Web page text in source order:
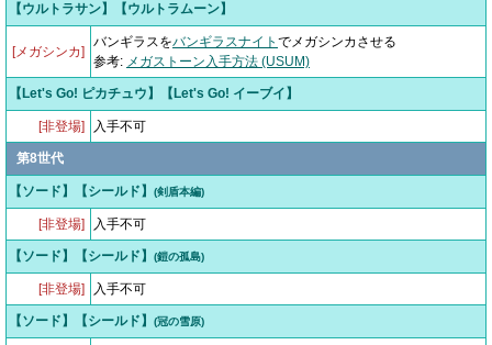
【ウルトラサン】【ウルトラムーン】
[メガシンカ]
バンギラスをバンギラスナイト でメガシンカさせる
参考: メガストーン入手方法 (USUM)
【Let's Go! ピカチュウ】【Let's Go! イーブイ】
[非登場] 入手不可
第8世代
【ソード】【シールド】 (剣盾本編)
[非登場] 入手不可
【ソード】【シールド】 (鎧の孤島)
[非登場] 入手不可
【ソード】【シールド】 (冠の雪原)